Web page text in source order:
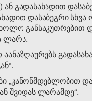
ან გადასახადით
დასაბეგრი
ხოლო
ლარს.
შვიდას ლარამდე“.